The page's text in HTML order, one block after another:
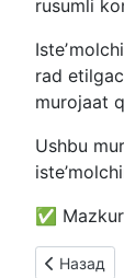
rusumli
rad
murojaat
Ushbu
✅
Назад